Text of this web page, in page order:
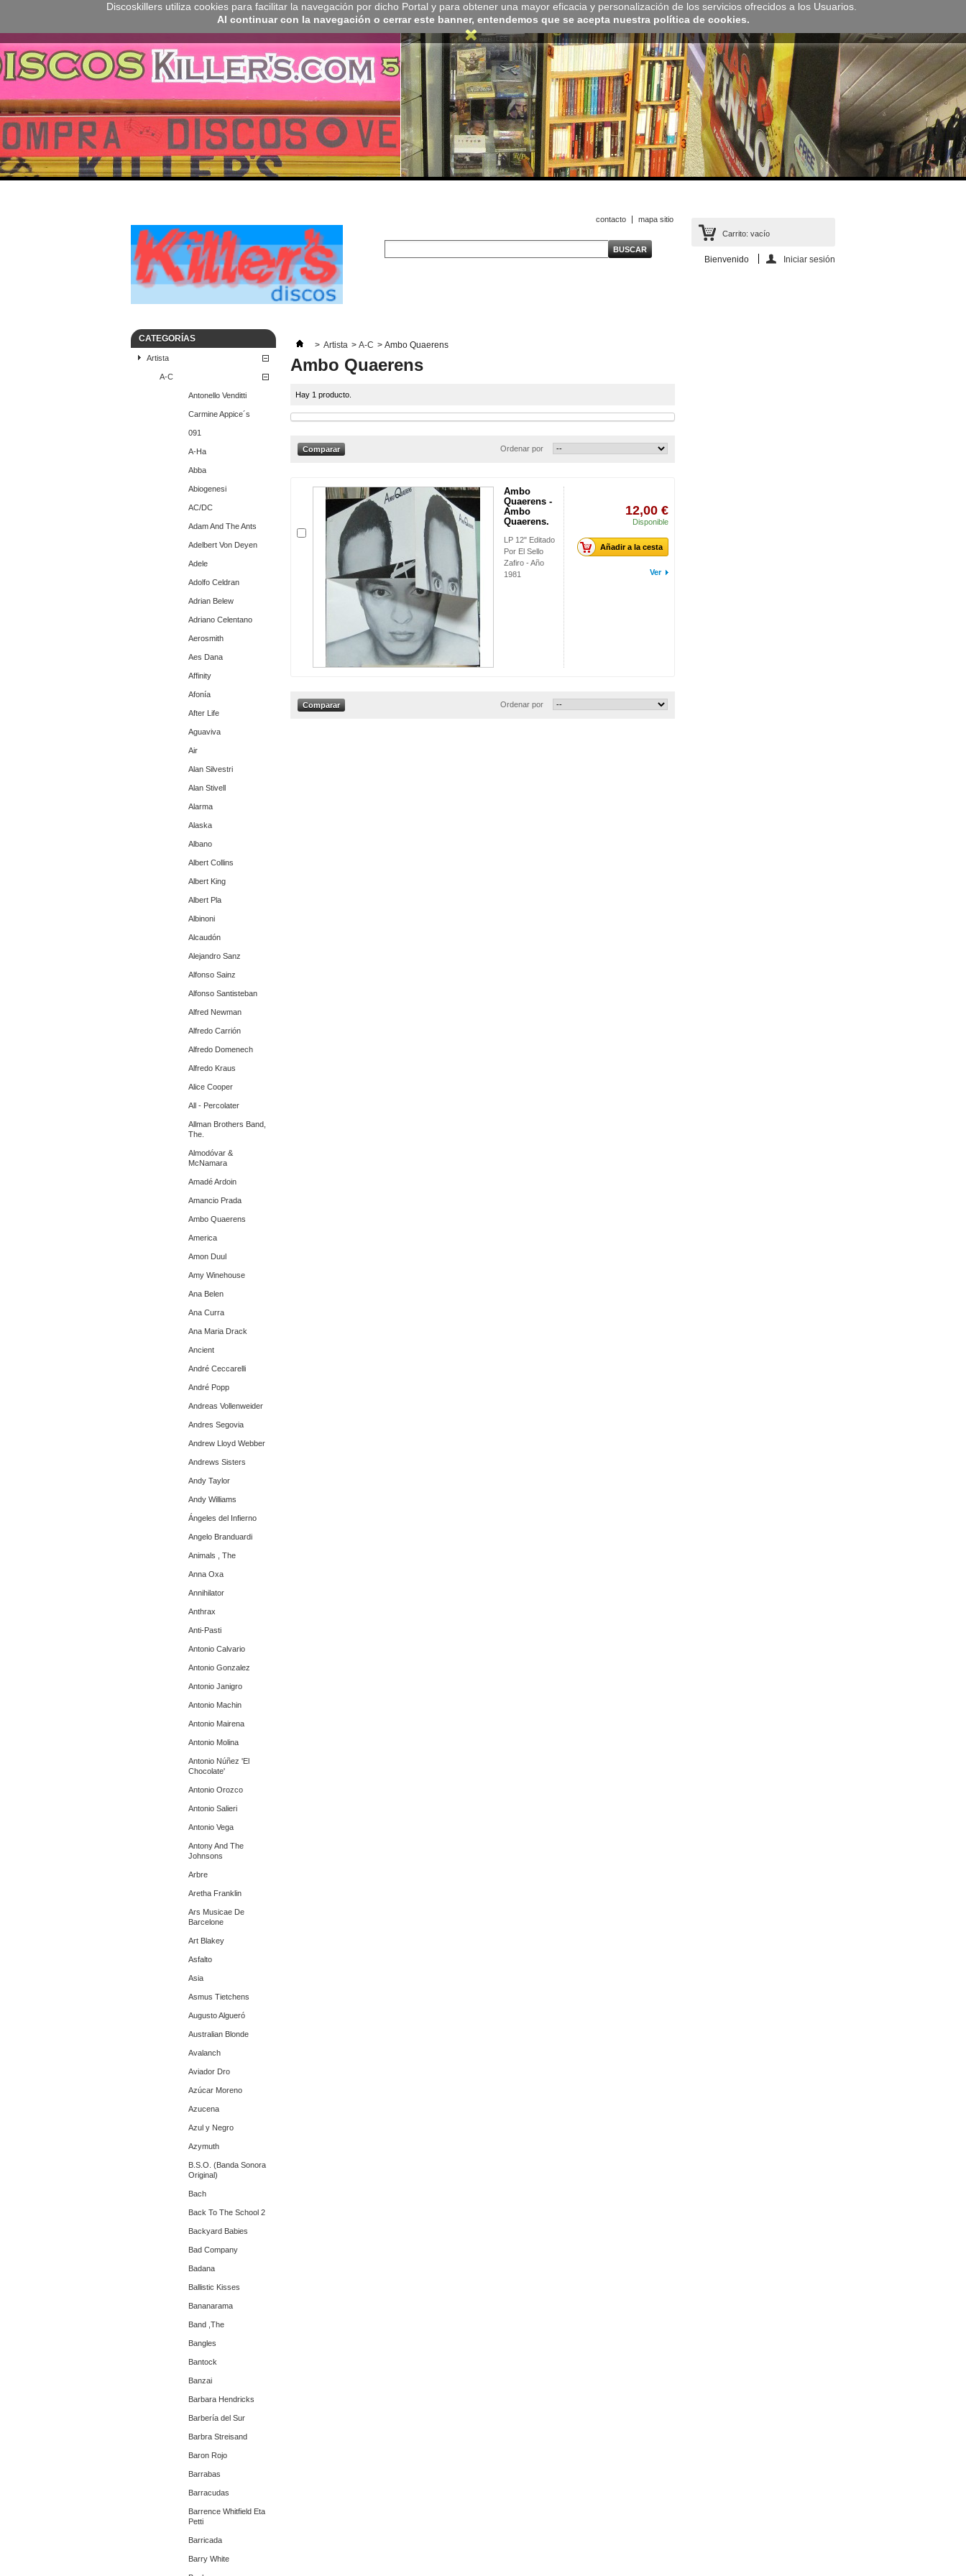
Discoskillers utiliza cookies para facilitar la navegación por dicho Portal y para obtener una mayor eficacia y personalización de los servicios ofrecidos a los Usuarios.
Al continuar con la navegación o cerrar este banner, entendemos que se acepta nuestra política de cookies.
Carrito: vacío
Bienvenido Iniciar sesión
contacto mapa sitio
CATEGORÍAS
Artista
A-C
Antonello Venditti
Carmine Appice´s
091
A-Ha
Abba
Abiogenesi
AC/DC
Adam And The Ants
Adelbert Von Deyen
Adele
Adolfo Celdran
Adrian Belew
Adriano Celentano
Aerosmith
Aes Dana
Affinity
Afonía
After Life
Aguaviva
Air
Alan Silvestri
Alan Stivell
Alarma
Alaska
Albano
Albert Collins
Albert King
Albert Pla
Albinoni
Alcaudón
Alejandro Sanz
Alfonso Sainz
Alfonso Santisteban
Alfred Newman
Alfredo Carrión
Alfredo Domenech
Alfredo Kraus
Alice Cooper
All - Percolater
Allman Brothers Band,
The.
Almodóvar &
McNamara
Amadé Ardoin
Amancio Prada
Ambo Quaerens
America
Amon Duul
Amy Winehouse
Ana Belen
Ana Curra
Ana Maria Drack
Ancient
André Ceccarelli
André Popp
Andreas Vollenweider
Andres Segovia
Andrew Lloyd Webber
Andrews Sisters
Andy Taylor
Andy Williams
Ángeles del Infierno
Angelo Branduardi
Animals , The
Anna Oxa
Annihilator
Anthrax
Anti-Pasti
Antonio Calvario
Antonio Gonzalez
Antonio Janigro
Antonio Machin
Antonio Mairena
Antonio Molina
Antonio Núñez 'El
Chocolate'
Antonio Orozco
Antonio Salieri
Antonio Vega
Antony And The
Johnsons
Arbre
Aretha Franklin
Ars Musicae De
Barcelone
Art Blakey
Asfalto
Asia
Asmus Tietchens
Augusto Algueró
Australian Blonde
Avalanch
Aviador Dro
Azúcar Moreno
Azucena
Azul y Negro
Azymuth
B.S.O. (Banda Sonora
Original)
Bach
Back To The School 2
Backyard Babies
Bad Company
Badana
Ballistic Kisses
Bananarama
Band ,The
Bangles
Bantock
Banzai
Barbara Hendricks
Barbería del Sur
Barbra Streisand
Baron Rojo
Barrabas
Barracudas
Barrence Whitfield Eta
Petti
Barricada
Barry White
> Artista > A-C > Ambo Quaerens
Ambo Quaerens
Hay 1 producto.
Ordenar por
Ambo
Quaerens -
Ambo
Quaerens.
LP 12" Editado
Por El Sello
Zafiro - Año
1981
12,00 €
Disponible
Añadir a la cesta
Ver
Ordenar por